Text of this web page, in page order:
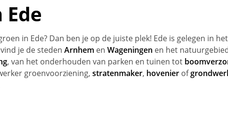
in Ede? Dan ben je op de juiste plek! Ede is gelegen in
je de steden Arnhem en Wageningen en het
, van het onderhouden van parken en tuinen tot
groenvoorziening, stratenmaker, hovenier of